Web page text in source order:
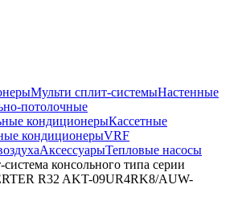
Мульти сплит-системыНастенные
потолочные
кондиционерыКассетные
кондиционерыVRF
АксессуарыТепловые насосы
консольного типа серии
R32 AKT-09UR4RK8/AUW-